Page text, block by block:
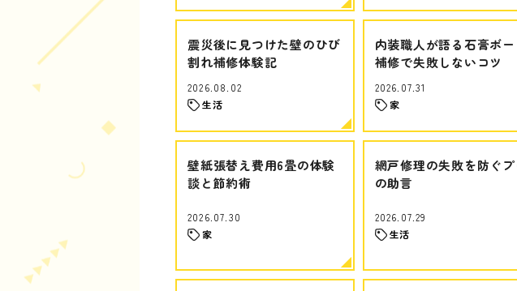
震災後に見つけた壁のひび
割れ補修体験記
2026.08.02
生活
内装職人が語る石膏ボ
補修で失敗しないコツ
2026.07.31
家
壁紙張替え費用6畳の体験
談と節約術
2026.07.30
家
網戸修理の失敗を防ぐプ
の助言
2026.07.29
生活